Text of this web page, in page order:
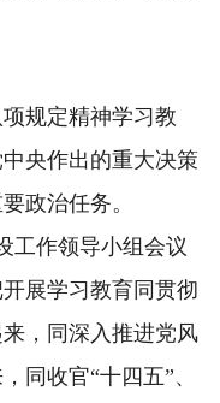
规定精神学习教
央作出的重大决策
政治任务。
作领导小组会议
展学习教育同贯彻
，同深入推进党风
同收官“十四五”、